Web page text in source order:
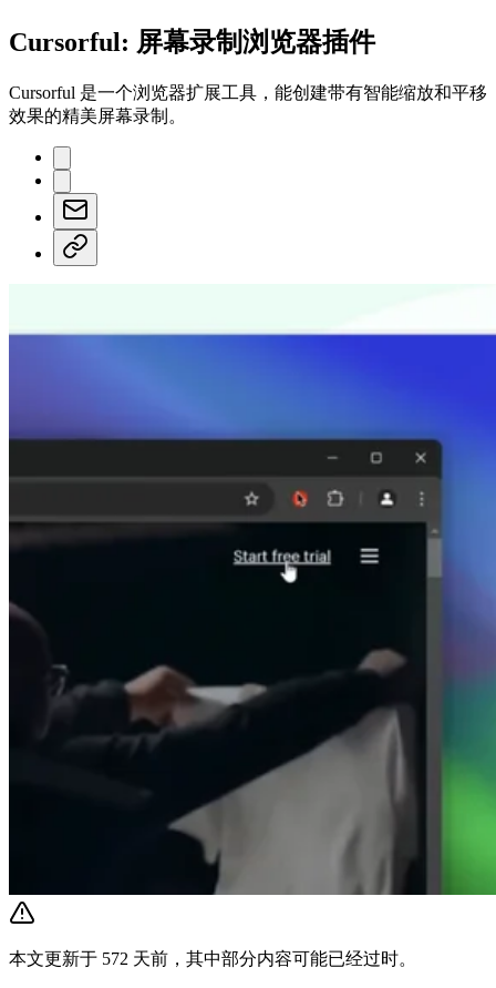
Cursorful: 屏幕录制浏览器插件
Cursorful 是一个浏览器扩展工具，能创建带有智能缩放和平移
效果的精美屏幕录制。
本文更新于 572 天前，其中部分内容可能已经过时。